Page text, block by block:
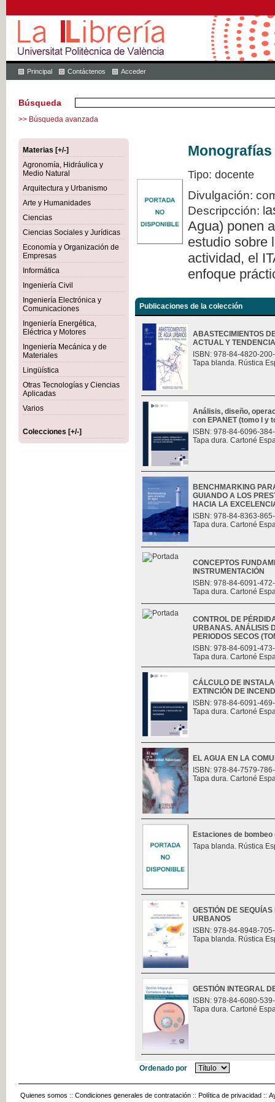
Principal Contáctenos Acceder
Búsqueda
>> Búsqueda avanzada
Materias [+/-]
Agronomía, Hidráulica y
Medio Natural
Arquitectura y Urbanismo
Arte y Humanidades
Ciencias
Ciencias Sociales y Jurídicas
Economía y Organización de
Empresas
Informática
Ingeniería Civil
Ingeniería Electrónica y
Comunicaciones
Ingeniería Energética,
Eléctrica y Motores
Ingeniería Mecánica y de
Materiales
Lingüística
Otras Tecnologías y Ciencias
Aplicadas
Varios
Colecciones [+/-]
Tipo: docente
Divulgación:
Descripcción: l
Agua) ponen
estudio sobre
actividad, el
enfoque
Publicaciones de la colección
ABASTECIMIENTOS
ACTUAL Y
ISBN: 978-84-4820-
Tapa blanda. Rústica
Análisis, diseño,
con EPANET (tomo I y
ISBN: 978-84-6096-
Tapa dura. Cartoné
BENCHMARKING
GUIANDO A LOS
HACIA LA
ISBN: 978-84-8363-
Tapa dura. Cartoné
CONCEPTOS
INSTRUMENTACIÓN
ISBN: 978-84-6091-
Tapa dura. Cartoné
CONTROL DE
URBANAS. ANÁLISIS
PERIODOS SECOS
ISBN: 978-84-6091-
Tapa dura. Cartoné
CÁLCULO DE
EXTINCIÓN DE
ISBN: 978-84-6091-
Tapa dura. Cartoné
EL AGUA EN LA
ISBN: 978-84-7579-
Tapa dura. Cartoné
Estaciones de bombeo
Tapa blanda. Rústica
GESTIÓN DE
URBANOS
ISBN: 978-84-8948-
Tapa blanda. Rústica
GESTIÓN INTEGRAL
ISBN: 978-84-6080-
Tapa dura. Cartoné
Ordenado por
Quienes somos :: Condiciones generales de contratación :: Política de privacidad ::